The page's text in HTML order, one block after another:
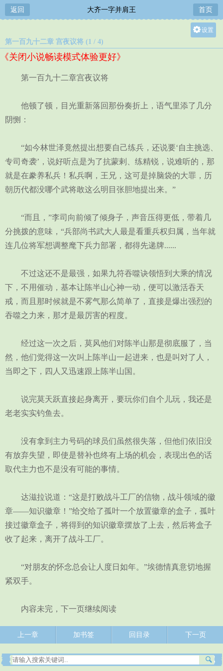
返回 大齐一字并肩王 首页
设置
第一百九十二章 宫夜议将 (1 / 4)
《关闭小说畅读模式体验更好》
第一百九十二章宫夜议将
他顿了顿，目光重新落回那份奏折上，语气里添了几分
阴恻：
“如今林世泽竟然提出想要自己练兵，还说要‘自主挑选、
专司奇袭’，说好听点是为了抗蒙剌、练精锐，说难听的，那
就是在豢养私兵！私兵啊，王兄，这可是掉脑袋的大罪，历
朝历代都没哪个武将敢这么明目张胆地提出来。”
“而且，”李司向前倾了倾身子，声音压得更低，带着几
分挑拨的意味，“兵部尚书武大人最是看重兵权归属，当年就
连几位将军想调整麾下兵力部署，都得先递牌......
不过这还不是最强，如果九符吞噬诀领悟到大乘的情况
下，不用催动，基本让陈半山心神一动，便可以激活吞天
戒，而且那时候就是不雾气那么简单了，直接是爆出强烈的
吞噬之力来，那才是最厉害的程度。
经过这一次之后，莫风他们对陈半山那是彻底服了，当
然，他们觉得这一次叫上陈半山一起进来，也是叫对了人，
当即之下，四人又迅速跟上陈半山国。
说完莫天跃直接起身离开，要玩你们自个儿玩，我还是
老老实实钓鱼去。
没有拿到主力号码的球员们虽然很失落，但他们依旧没
有放弃失望，即使是替补也终有上场的机会，表现出色的话
取代主力也不是没有可能的事情。
达滋拉说道：“这是打败战斗工厂的信物，战斗领域的徽
章——知识徽章！”给交给了孤叶一个放置徽章的盒子，孤叶
接过徽章盒子，将得到的知识徽章摆放了上去，然后将盒子
收了起来，离开了战斗工厂。
“对朋友的怀念总会让人度日如年。”埃德情真意切地握
紧双手。
内容未完，下一页继续阅读
上一章 加书签 回目录 下一页